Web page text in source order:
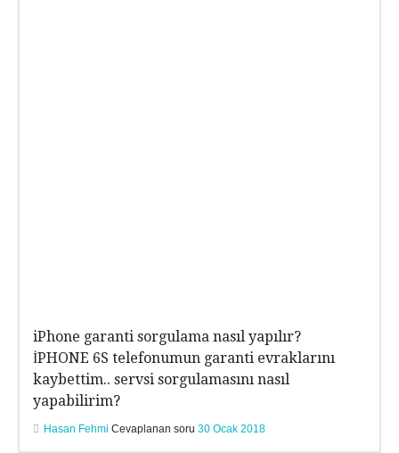
iPhone garanti sorgulama nasıl yapılır?
İPHONE 6S telefonumun garanti evraklarını
kaybettim.. servsi sorgulamasını nasıl
yapabilirim?
Hasan Fehmi Cevaplanan soru 30 Ocak 2018